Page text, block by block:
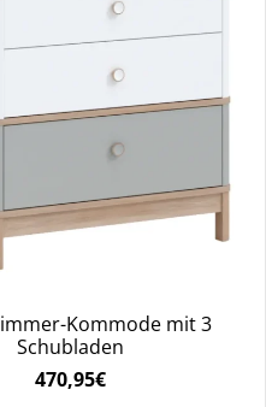
Kommode mit 3
Schubladen
470,95€